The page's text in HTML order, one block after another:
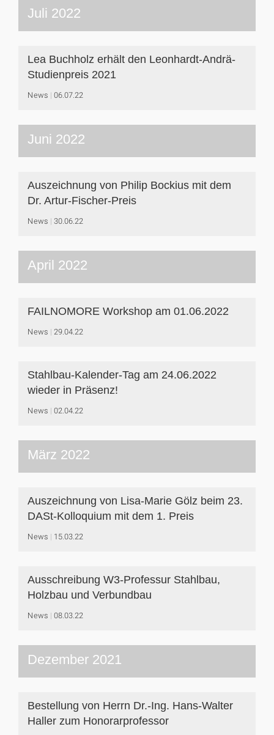
Juli 2022
Lea Buchholz erhält den Leonhardt-Andrä-
Studienpreis 2021
News 06.07.22
Juni 2022
Auszeichnung von Philip Bockius mit dem
Dr. Artur-Fischer-Preis
News 30.06.22
April 2022
FAILNOMORE Workshop am 01.06.2022
News 29.04.22
Stahlbau-Kalender-Tag am 24.06.2022
wieder in Präsenz!
News 02.04.22
März 2022
Auszeichnung von Lisa-Marie Gölz beim 23.
DASt-Kolloquium mit dem 1. Preis
News 15.03.22
Ausschreibung W3-Professur Stahlbau,
Holzbau und Verbundbau
News 08.03.22
Dezember 2021
Bestellung von Herrn Dr.-Ing. Hans-Walter
Haller zum Honorarprofessor